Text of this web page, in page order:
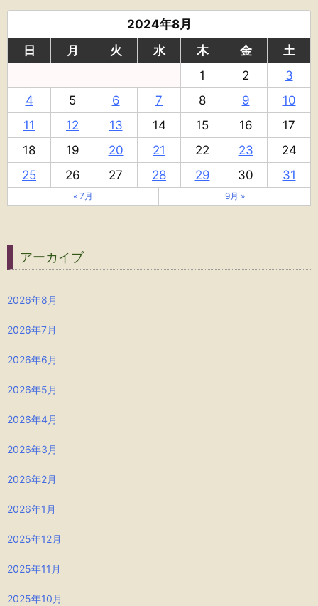
2024年8月
日
月 火 水 木 金
土
1
2
3
4
5 6 7 8 9
10
11
12 13 14 15 16
17
18
19 20 21 22 23
24
25
26 27 28 29 30 31
« 7月 9月 »
アーカイブ
2026年8月
2026年7月
2026年6月
2026年5月
2026年4月
2026年3月
2026年2月
2026年1月
2025年12月
2025年11月
2025年10月